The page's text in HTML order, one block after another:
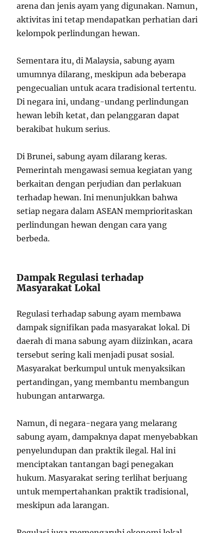
arena dan jenis ayam yang digunakan. Namun,
aktivitas ini tetap mendapatkan perhatian dari
kelompok perlindungan hewan.
Sementara itu, di Malaysia, sabung ayam
umumnya dilarang, meskipun ada beberapa
pengecualian untuk acara tradisional tertentu.
Di negara ini, undang-undang perlindungan
hewan lebih ketat, dan pelanggaran dapat
berakibat hukum serius.
Di Brunei, sabung ayam dilarang keras.
Pemerintah mengawasi semua kegiatan yang
berkaitan dengan perjudian dan perlakuan
terhadap hewan. Ini menunjukkan bahwa
setiap negara dalam ASEAN memprioritaskan
perlindungan hewan dengan cara yang
berbeda.
Dampak Regulasi terhadap
Masyarakat Lokal
Regulasi terhadap sabung ayam membawa
dampak signifikan pada masyarakat lokal. Di
daerah di mana sabung ayam diizinkan, acara
tersebut sering kali menjadi pusat sosial.
Masyarakat berkumpul untuk menyaksikan
pertandingan, yang membantu membangun
hubungan antarwarga.
Namun, di negara-negara yang melarang
sabung ayam, dampaknya dapat menyebabkan
penyelundupan dan praktik ilegal. Hal ini
menciptakan tantangan bagi penegakan
hukum. Masyarakat sering terlihat berjuang
untuk mempertahankan praktik tradisional,
meskipun ada larangan.